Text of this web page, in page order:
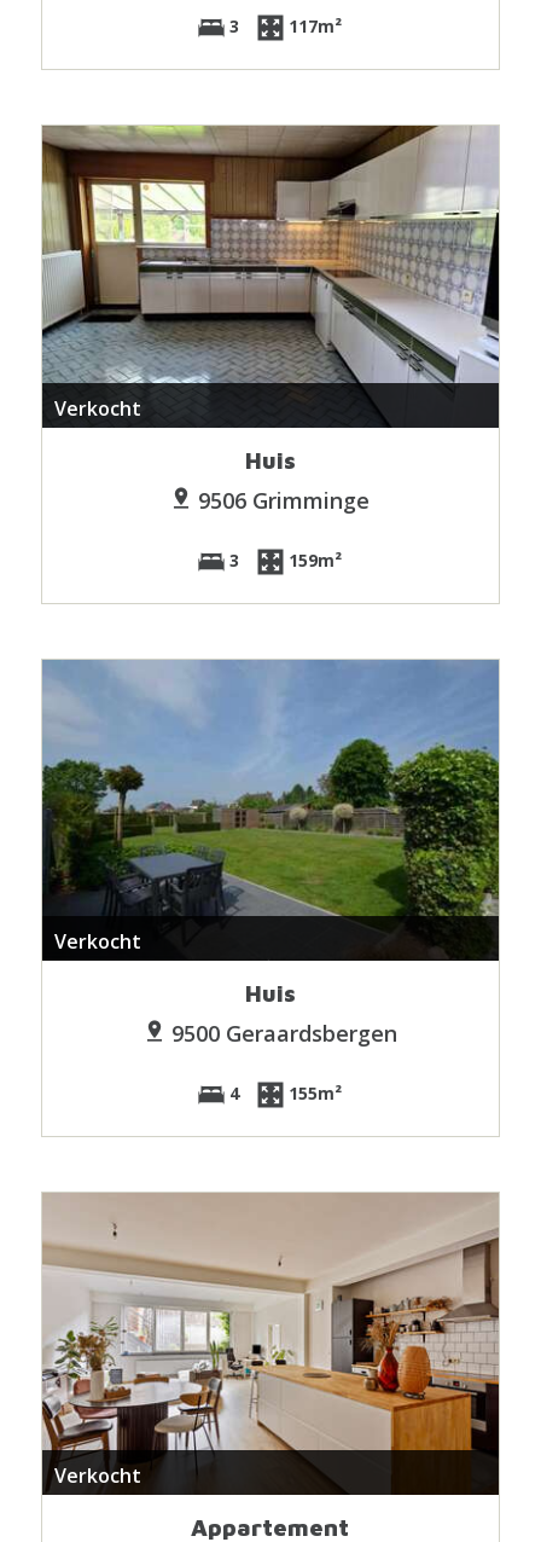
3 117m²
Verkocht
Huis
9506 Grimminge
3 159m²
Verkocht
Huis
9500 Geraardsbergen
4 155m²
Verkocht
Appartement